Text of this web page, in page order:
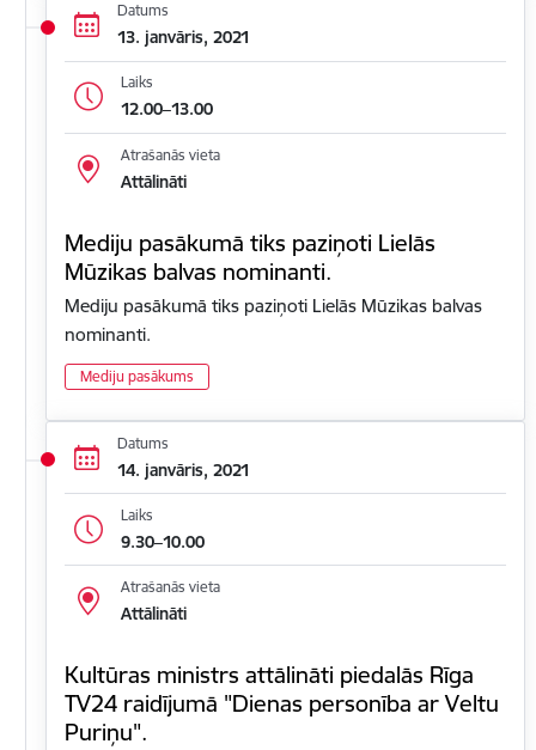
Datums
13. janvāris, 2021
Laiks
12.00–13.00
Atrašanās vieta
Attālināti
Mediju pasākumā tiks paziņoti Lielās
Mūzikas balvas nominanti.
Mediju pasākumā tiks paziņoti Lielās Mūzikas balvas
nominanti.
Mediju pasākums
Datums
14. janvāris, 2021
Laiks
9.30–10.00
Atrašanās vieta
Attālināti
Kultūras ministrs attālināti piedalās Rīga
TV24 raidījumā "Dienas personība ar Veltu
Puriņu".